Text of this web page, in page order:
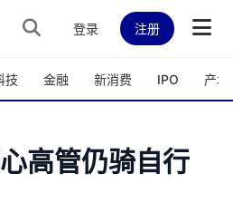
登录 注册
技 金融 新消费 IPO 产城
高管仍骑自行